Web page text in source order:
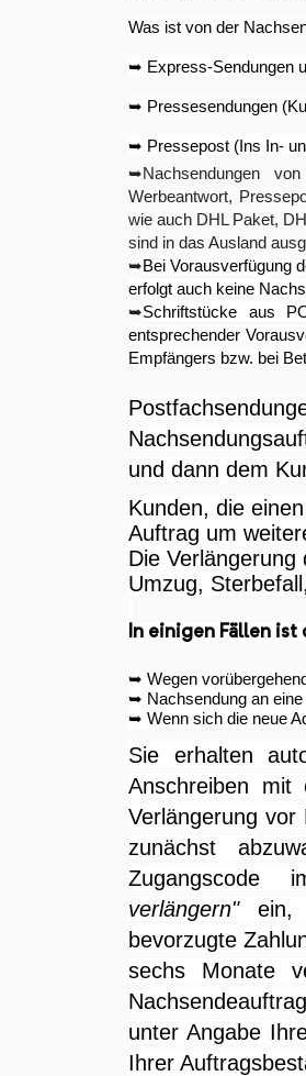
Was ist von der
➥ Express-Sendungen
➥ Pressesendungen
➥ Pressepost (Ins In-
➥Nachsendungen
Werbeantwort,
wie auch DHL
sind in das Ausland
➥Bei Vorausverfügung
erfolgt auch keine
➥Schriftstücke aus
entsprechender
Empfängers bzw. bei
und dann dem
Kunden, die
Auftrag um
Die
Umzug,
In einigen Fällen
➥ Wegen
➥ Nachsendung an
➥ Wenn sich die neue
Sie erhalten
Anschreiben
Verlängerung
zunächst
verlängern"ein,
bevorzugte
sechs Monate
unter Angabe
Ihrer